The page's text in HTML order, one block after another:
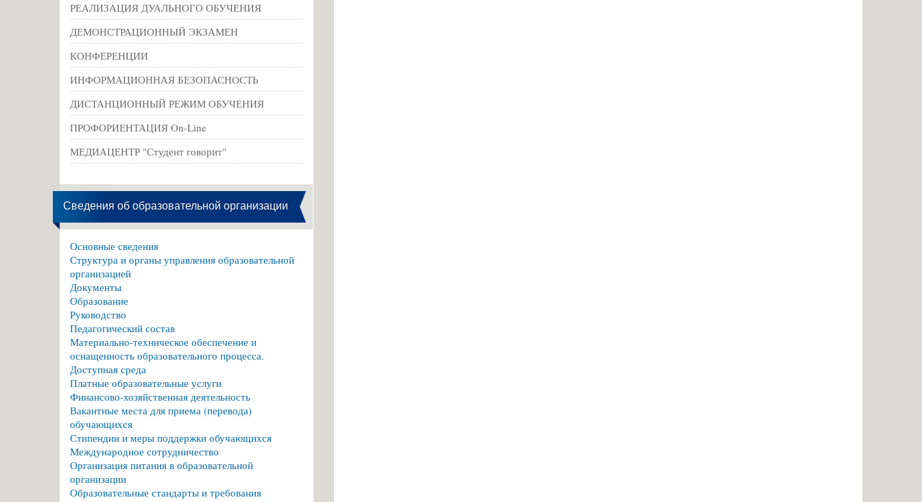
РЕАЛИЗАЦИЯ ДУАЛЬНОГО ОБУЧЕНИЯ
ДЕМОНСТРАЦИОННЫЙ ЭКЗАМЕН
КОНФЕРЕНЦИИ
ИНФОРМАЦИОННАЯ БЕЗОПАСНОСТЬ
ДИСТАНЦИОННЫЙ РЕЖИМ ОБУЧЕНИЯ
ПРОФОРИЕНТАЦИЯ On-Line
МЕДИАЦЕНТР "Студент говорит"
Сведения об образовательной организации
Основные сведения
Структура и органы управления образовательной
организацией
Документы
Образование
Руководство
Педагогический состав
Материально-техническое обеспечение и
оснащенность образовательного процесса.
Доступная среда
Платные образовательные услуги
Финансово-хозяйственная деятельность
Вакантные места для приема (перевода)
обучающихся
Стипендии и меры поддержки обучающихся
Международное сотрудничество
Организация питания в образовательной
организации
Образовательные стандарты и требования